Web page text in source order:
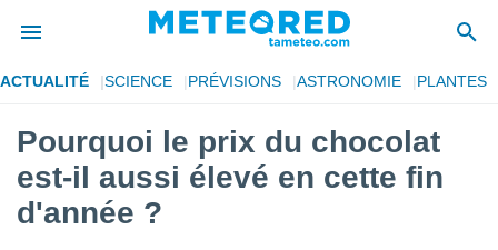
de
a
par
ACTUALITÉ SCIENCE PRÉVISIONS ASTRONOMIE PLANTES
Pourquoi le prix du chocolat
est-il aussi élevé en cette fin
d'année ?